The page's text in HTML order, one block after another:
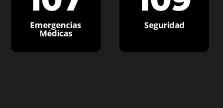
Emergencias
Médicas
Seguridad